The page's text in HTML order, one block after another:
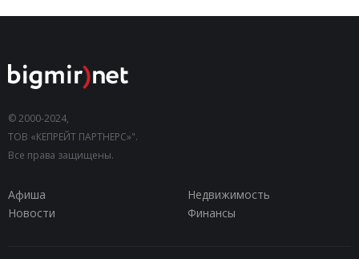
© 2000-2024,
ТОВ «КЕПРЕЙТ ПАРТНЕРС»".
Все права защищены.
Афиша
Недвижимость
Новости
Финансы